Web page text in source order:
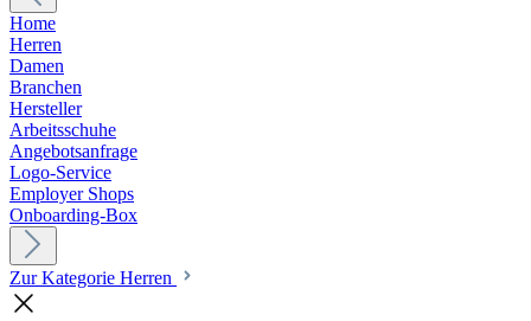
Home
Herren
Damen
Branchen
Hersteller
Arbeitsschuhe
Angebotsanfrage
Logo-Service
Employer Shops
Onboarding-Box
Zur Kategorie Herren